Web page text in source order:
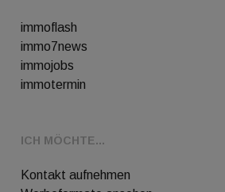
immoflash
immo7news
immojobs
immotermin
ICH MÖCHTE...
Kontakt aufnehmen